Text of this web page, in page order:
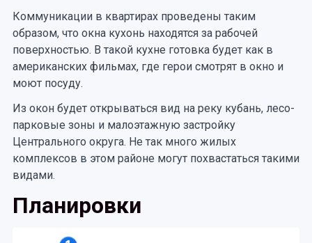
Коммуникации в квартирах проведены таким
образом, что окна кухонь находятся за рабочей
поверхностью. В такой кухне готовка будет как в
американских фильмах, где герои смотрят в окно и
моют посуду.
Из окон будет открываться вид на реку кубань, лесо-
парковые зоны и малоэтажную застройку
Центрального округа. Не так много жилых
комплексов в этом районе могут похвастаться такими
видами.
Планировки